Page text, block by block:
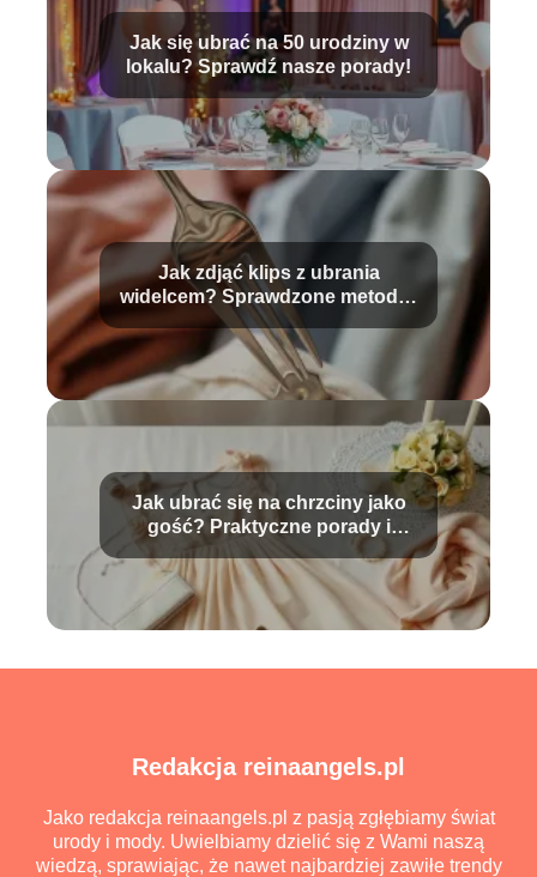
Jak się ubrać na 50 urodziny w
lokalu? Sprawdź nasze porady!
Jak zdjąć klips z ubrania
widelcem? Sprawdzone metody i
porady
Jak ubrać się na chrzciny jako
gość? Praktyczne porady i
Redakcja reinaangels.pl
Jako redakcja reinaangels.pl z pasją zgłębiamy świat
urody i mody. Uwielbiamy dzielić się z Wami naszą
wiedzą, sprawiając, że nawet najbardziej zawiłe trendy